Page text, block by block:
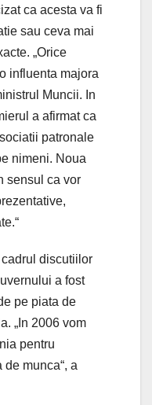
ca acesta va fi
sau ceva mai
„Orice
influenta majora
Muncii. In
a afirmat ca
patronale
nimeni. Noua
sensul ca vor
discutiilor
a fost
pe piata de
„In 2006 vom
pentru
munca“, a